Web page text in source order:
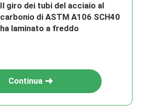
Il giro dei tubi del acciaio al
carbonio di ASTM A106 SCH40
ha laminato a freddo
Continua